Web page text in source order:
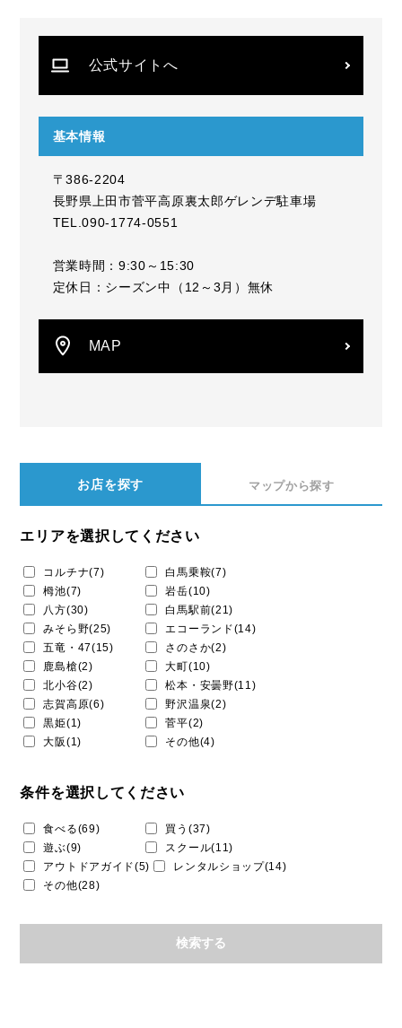
公式サイトへ
基本情報
〒386-2204
長野県上田市菅平高原裏太郎ゲレンデ駐車場
TEL.090-1774-0551
営業時間：9:30～15:30
定休日：シーズン中（12～3月）無休
MAP
お店を探す マップから探す
エリアを選択してください
コルチナ(7)
白馬乗鞍(7)
栂池(7)
岩岳(10)
八方(30)
白馬駅前(21)
みそら野(25)
エコーランド(14)
五竜・47(15)
さのさか(2)
鹿島槍(2)
大町(10)
北小谷(2)
松本・安曇野(11)
志賀高原(6)
野沢温泉(2)
黒姫(1)
菅平(2)
大阪(1)
その他(4)
条件を選択してください
食べる(69)
買う(37)
遊ぶ(9)
スクール(11)
アウトドアガイド(5)
レンタルショップ(14)
その他(28)